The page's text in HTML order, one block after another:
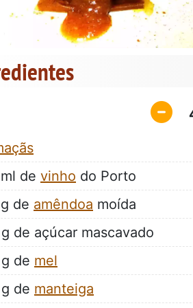
de vinho do Porto
de amêndoa moída
de açúcar mascavado
de mel
de manteiga